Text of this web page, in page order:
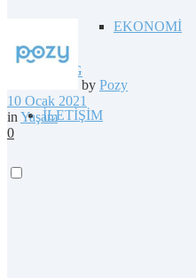
EKONOMİ
BLOG
İLETİŞİM
by Pozy
10 Ocak 2021
in Yaşam
0